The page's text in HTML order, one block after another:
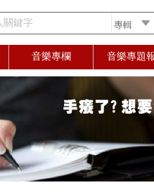
關鍵字
音樂專欄 音樂專題